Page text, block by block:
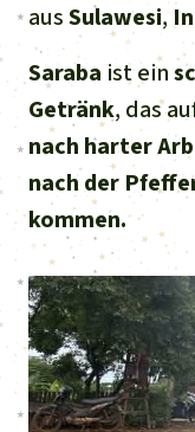
Italiano
ausSulawesi,
Saraba ist ein
Getränk, das
nach harter
nach der
kommen.